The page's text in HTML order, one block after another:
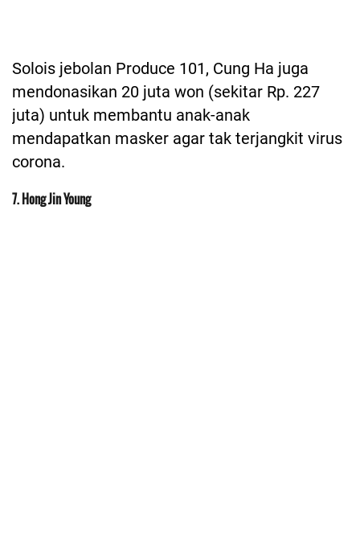
Solois jebolan Produce 101, Cung Ha juga
mendonasikan 20 juta won (sekitar Rp. 227
juta) untuk membantu anak-anak
mendapatkan masker agar tak terjangkit virus
corona.
7. Hong Jin Young